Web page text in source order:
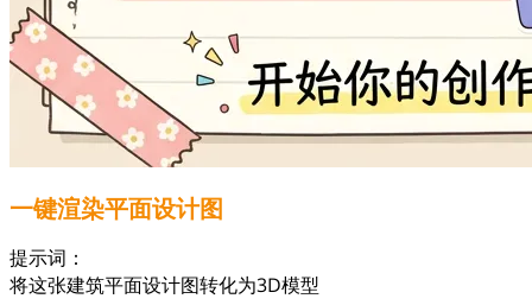
一键渲染平面设计图
提示词：
将这张建筑平面设计图转化为3D模型